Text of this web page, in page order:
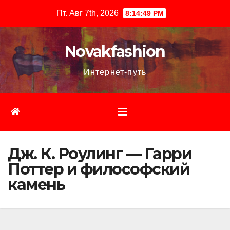
содержимому
Пт. Авг 7th, 2026 8:14:50 PM
Novakfashion
Интернет-путь
Дж. К. Роулинг — Гарри
Поттер и философский
камень